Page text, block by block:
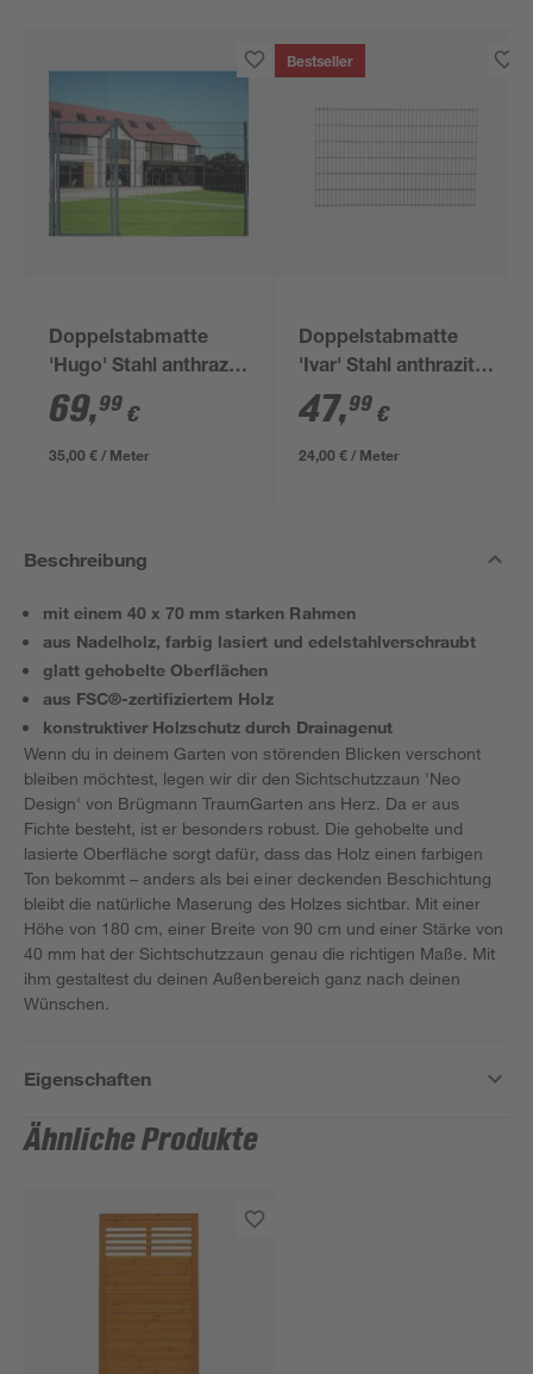
Doppelstabmatte
'Hugo' Stahl anthrazit
200 x 180 cm
69,99 €
35,00 € / Meter
Bestseller
Doppelstabmatte
'Ivar' Stahl anthrazit
200 x 123 cm
47,99 €
24,00 € / Meter
Beschreibung
mit einem 40 x 70 mm starken Rahmen
aus Nadelholz, farbig lasiert und edelstahlverschraubt
glatt gehobelte Oberflächen
aus FSC®-zertifiziertem Holz
konstruktiver Holzschutz durch Drainagenut
Wenn du in deinem Garten von störenden Blicken verschont
bleiben möchtest, legen wir dir den Sichtschutzzaun 'Neo
Design' von Brügmann TraumGarten ans Herz. Da er aus
Fichte besteht, ist er besonders robust. Die gehobelte und
lasierte Oberfläche sorgt dafür, dass das Holz einen farbigen
Ton bekommt – anders als bei einer deckenden Beschichtung
bleibt die natürliche Maserung des Holzes sichtbar. Mit einer
Höhe von 180 cm, einer Breite von 90 cm und einer Stärke von
40 mm hat der Sichtschutzzaun genau die richtigen Maße. Mit
ihm gestaltest du deinen Außenbereich ganz nach deinen
Wünschen.
Eigenschaften
Ähnliche Produkte